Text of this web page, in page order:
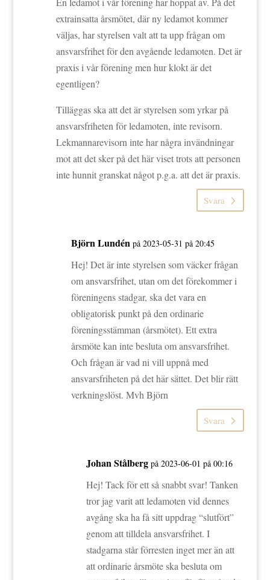
extrainsatta årsmötet, där ny ledamot kommer
väljas, har styrelsen valt att ta upp frågan om
ansvarsfrihet för den avgående ledamoten. Det är
praxis i vår förening men hur klokt är det
egentligen?
Tilläggas ska att det är styrelsen som yrkar på
ansvarsfriheten för ledamoten, inte revisorn.
Lekmannarevisorn inte har några invändningar
mot att det sker på det här viset trots att personen
inte hunnit granskat något p.g.a. att det är praxis.
Svara
Björn Lundén på 2023-05-31 på 20:45
Hej! Det är inte styrelsen som väcker frågan
om ansvarsfrihet, utan om det förekommer i
föreningens stadgar, ska det vara en
obligatorisk punkt på den ordinarie
föreningsstämman (årsmötet). Ett extra
årsmöte kan inte besluta om ansvarsfrihet.
Och frågan är vad ni vill uppnå med
ansvarsfriheten på det här sättet. Det blir rätt
verkningslöst. Mvh Björn
Svara
Johan Stålberg på 2023-06-01 på 00:16
Hej! Tack för ett så snabbt svar! Tanken
tror jag varit att ledamoten vid dennes
avgång ska ha få sitt uppdrag “slutfört”
genom att tilldela ansvarsfrihet. I
stadgarna står förresten inget mer än att
att ordinarie årsmöte ska besluta om